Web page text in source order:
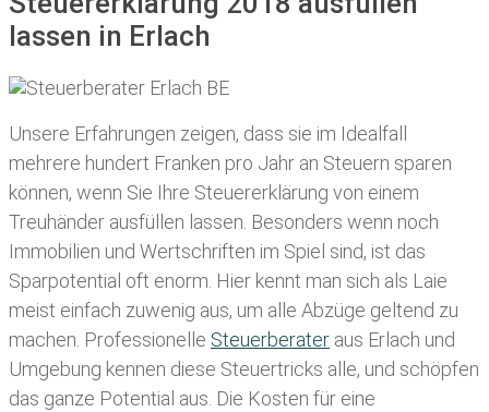
lassen in Erlach
Unsere Erfahrungen zeigen, dass sie im Idealfall
mehrere hundert Franken pro Jahr an Steuern sparen
können, wenn Sie Ihre Steuererklärung von einem
Treuhänder ausfüllen lassen . Besonders wenn noch
Immobilien und Wertschriften im Spiel sind, ist das
Sparpotential oft enorm. Hier kennt man sich als Laie
meist einfach zuwenig aus, um alle Abzüge geltend zu
machen. Professionelle Steuerberater aus Erlach und
Umgebung kennen diese Steuertricks alle, und schöpfen
das ganze Potential aus. Die Kosten für eine